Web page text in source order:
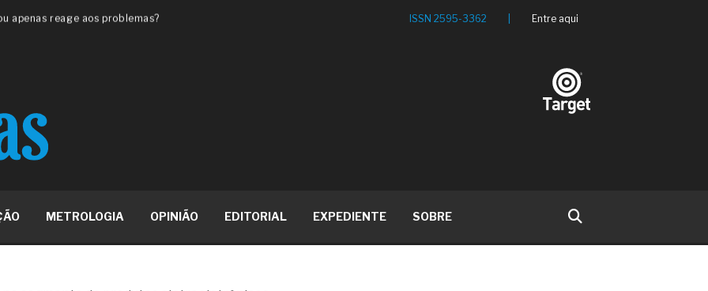
apenas reage aos problemas?
má-fé para tentar criar uma
ISO
metabólica
ânus
de ovário
da fadiga crônica
ISSN 2595-3362 Entre aqui
METROLOGIA OPINIÃO EDITORIAL EXPEDIENTE SOBRE